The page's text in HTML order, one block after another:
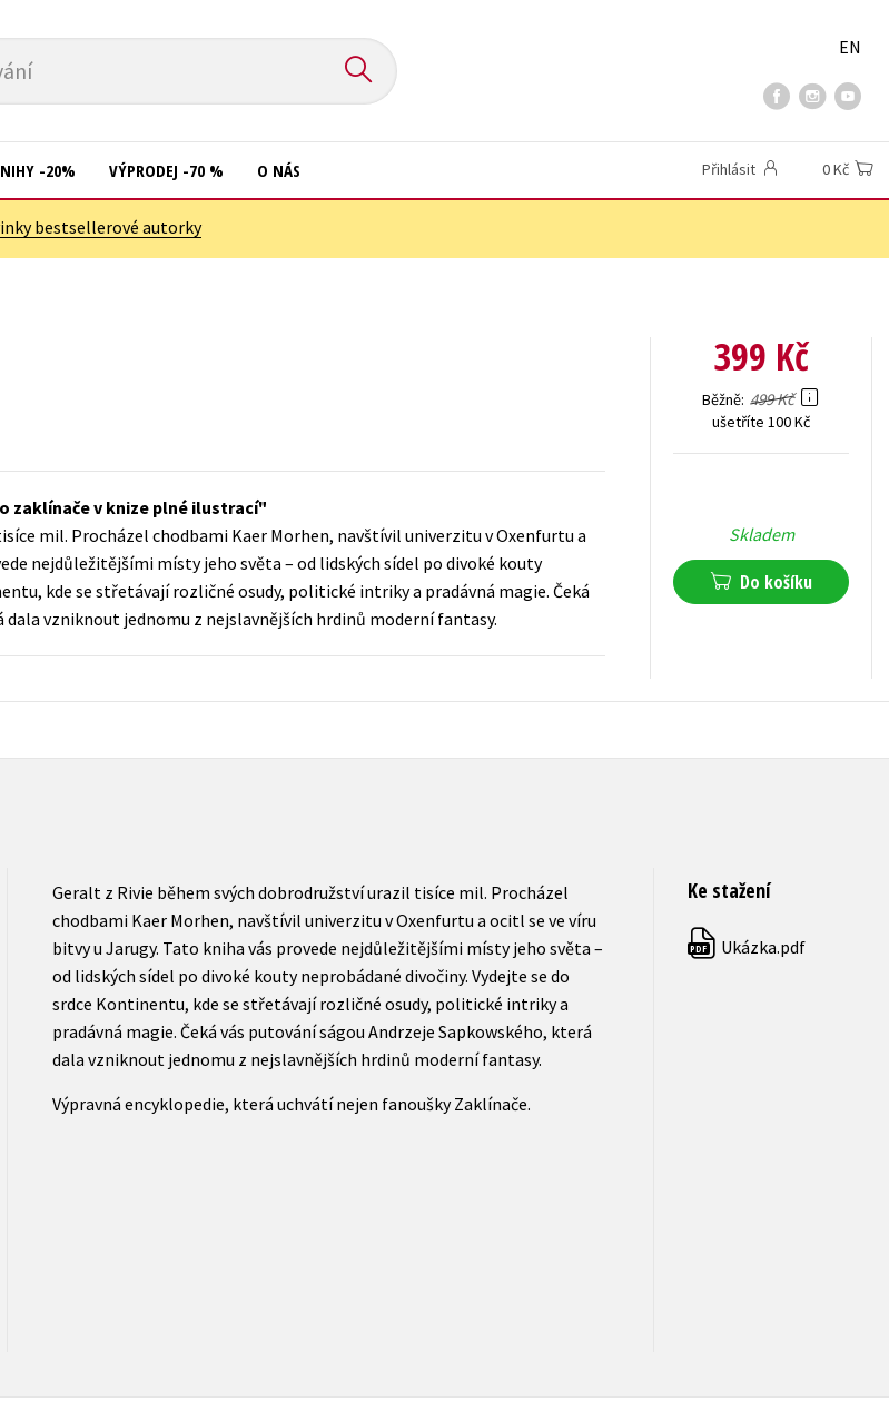
EN
- naučná pro dospělé
- naučné pro děti
zahrada
Young adult
Young adult (SK)
Zahraniční literatura
Zdraví a životní styl
-20% VÝPRODEJ -70 % O NÁS Přihlásit 0 Kč
bestsellerové autorky
zaklínače v knize plné ilustrací
mil. Procházel chodbami Kaer Morhen, navštívil univerzitu v Oxenfurtu a
nejdůležitějšími místy jeho světa – od lidských sídel po divoké kouty
kde se střetávají rozličné osudy, politické intriky a pradávná magie. Čeká
vzniknout jednomu z nejslavnějších hrdinů moderní fantasy.
399 Kč
Běžně 499 Kč
ušetříte 100 Kč
Skladem
Do košíku
Geralt z Rivie během svých dobrodružství urazil tisíce mil. Procházel
chodbami Kaer Morhen, navštívil univerzitu v Oxenfurtu a ocitl se ve víru
bitvy u Jarugy. Tato kniha vás provede nejdůležitějšími místy jeho světa –
od lidských sídel po divoké kouty neprobádané divočiny. Vydejte se do
srdce Kontinentu, kde se střetávají rozličné osudy, politické intriky a
pradávná magie. Čeká vás putování ságou Andrzeje Sapkowského, která
dala vzniknout jednomu z nejslavnějších hrdinů moderní fantasy.
Výpravná encyklopedie, která uchvátí nejen fanoušky Zaklínače.
Ke stažení
PDF Ukázka.pdf